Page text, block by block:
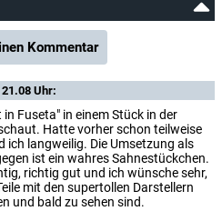
Kommentar
Uhr:
Fuseta" in einem Stück in der
Hatte vorher schon teilweise
ich langweilig. Die Umsetzung als
ist ein wahres Sahnestückchen.
richtig gut und ich wünsche sehr,
mit den supertollen Darstellern
und bald zu sehen sind.